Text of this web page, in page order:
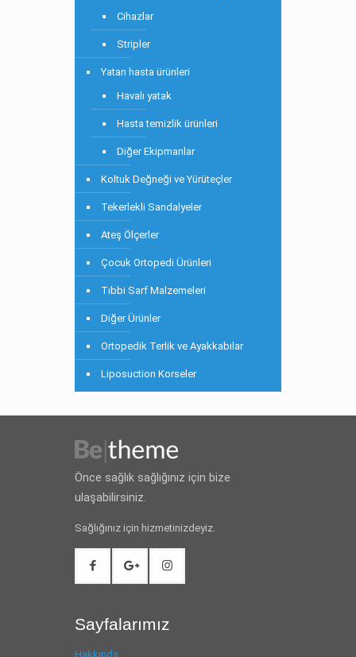
Cihazlar
Stripler
Yatan hasta ürünleri
Havalı yatak
Hasta temizlik ürünleri
Diğer Ekipmanlar
Koltuk Değneği ve Yürüteçler
Tekerlekli Sandalyeler
Ateş Ölçerler
Çocuk Ortopedi Ürünleri
Tıbbi Sarf Malzemeleri
Diğer Ürünler
Ortopedik Terlik ve Ayakkabılar
Liposuction Korseler
Önce sağlık sağlığınız için bize
ulaşabilirsiniz.
Sağlığınız için hizmetinizdeyiz.
Sayfalarımız
Hakkında